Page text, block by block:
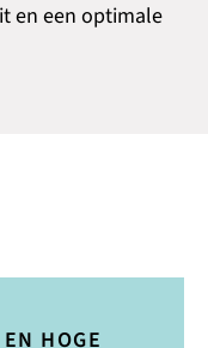
en een optimale
HOGE